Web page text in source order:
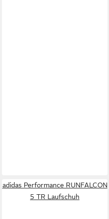
adidas Performance RUNFALCON
5 TR Laufschuh